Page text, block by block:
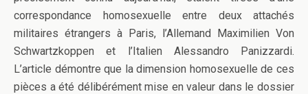
correspondance homosexuelle entre deux attachés
militaires étrangers à Paris, l’Allemand Maximilien Von
Schwartzkoppen et l’Italien Alessandro Panizzardi.
L’article démontre que la dimension homosexuelle de ces
pièces a été délibérément mise en valeur dans le dossier